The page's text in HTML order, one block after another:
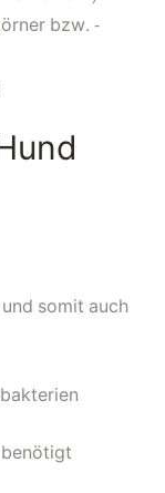
bzw. -
somit auch